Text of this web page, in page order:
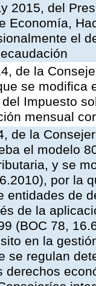
2015, del
Economía,
el
de la
se modifica
Impuesto
mensual
de la
el modelo
y se
por la
entidades de
de la
(BOC 78,
en la
se regulan
derechos